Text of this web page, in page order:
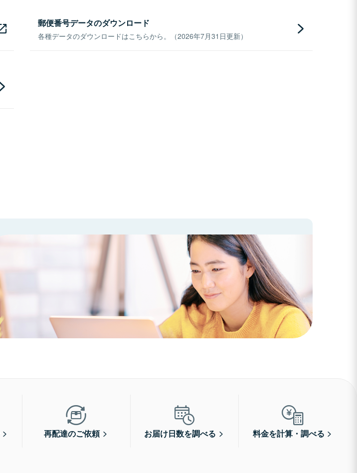
郵便番号データのダウンロード
各種データのダウンロードはこちらから。（2026年7月31日更新）
再配達のご依頼 お届け日数を調べる 料金を計算・調べる